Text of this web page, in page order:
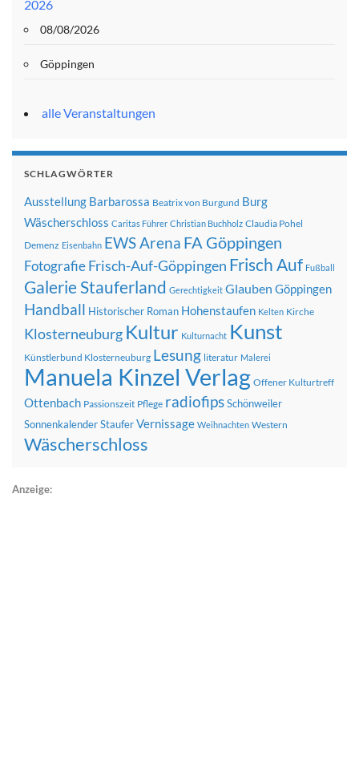
2026
08/08/2026
Göppingen
alle Veranstaltungen
SCHLAGWÖRTER
Ausstellung Barbarossa Beatrix von Burgund Burg
Wäscherschloss Caritas Führer Christian Buchholz Claudia Pohel
Demenz Eisenbahn EWS Arena FA Göppingen
FotografieFrisch-Auf-Göppingen Frisch Auf Fußball
Galerie Stauferland Gerechtigkeit Glauben Göppingen
Handball Historischer Roman Hohenstaufen Kelten Kirche
Klosterneuburg Kultur Kulturnacht Kunst
Künstlerbund Klosterneuburg Lesung literatur Malerei
Manuela Kinzel Verlag Offener Kulturtreff
Ottenbach Passionszeit Pflege radiofipsSchönweiler
SonnenkalenderStauferVernissage Weihnachten Western
Wäscherschloss
Anzeige: